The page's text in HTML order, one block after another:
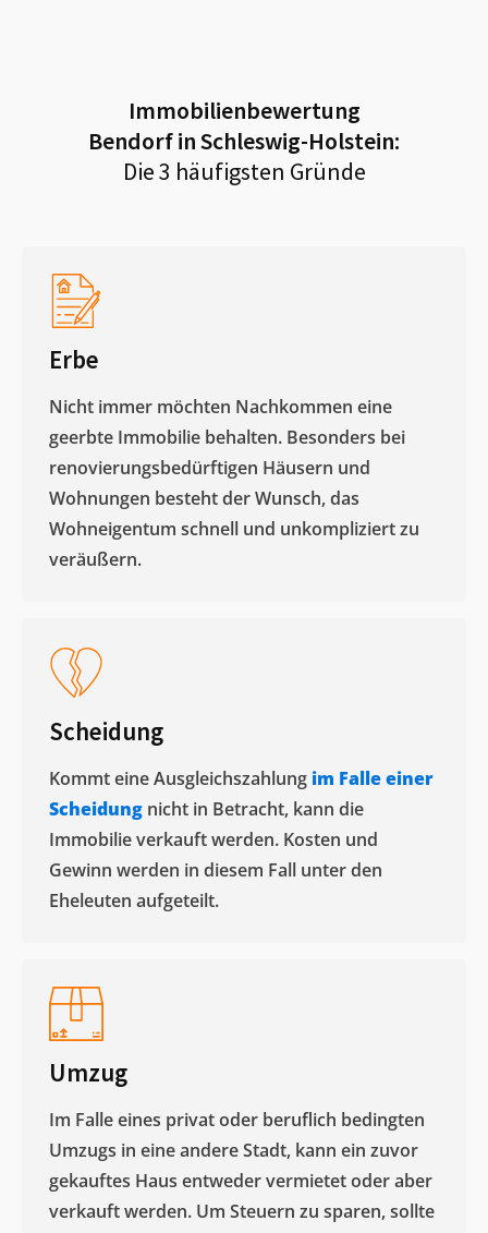
Immobilienbewertung
Bendorf in Schleswig-Holstein:
Die 3 häufigsten Gründe
Erbe
Nicht immer möchten Nachkommen eine
geerbte Immobilie behalten. Besonders bei
renovierungsbedürftigen Häusern und
Wohnungen besteht der Wunsch, das
Wohneigentum schnell und unkompliziert zu
veräußern. ​
Scheidung
Kommt eine Ausgleichszahlung im Falle einer
Scheidung nicht in Betracht, kann die
Immobilie verkauft werden. Kosten und
Gewinn werden in diesem Fall unter den
Eheleuten aufgeteilt.​
Umzug
Im Falle eines privat oder beruflich bedingten
Umzugs in eine andere Stadt, kann ein zuvor
gekauftes Haus entweder vermietet oder aber
verkauft werden. Um Steuern zu sparen, sollte